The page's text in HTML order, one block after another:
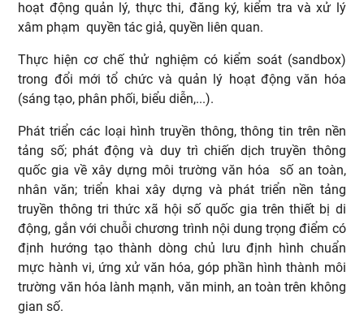
hoạt động quản lý, thực thi, đăng ký, kiểm tra và xử lý
xâm phạm quyền tác giả, quyền liên quan.
Thực hiện cơ chế thử nghiệm có kiểm soát (sandbox)
trong đổi mới tổ chức và quản lý hoạt động văn hóa
(sáng tạo, phân phối, biểu diễn,...).
Phát triển các loại hình truyền thông, thông tin trên nền
tảng số; phát động và duy trì chiến dịch truyền thông
quốc gia về xây dựng môi trường văn hóa số an toàn,
nhân văn; triển khai xây dựng và phát triển nền tảng
truyền thông tri thức xã hội số quốc gia trên thiết bị di
động, gắn với chuỗi chương trình nội dung trọng điểm có
định hướng tạo thành dòng chủ lưu định hình chuẩn
mực hành vi, ứng xử văn hóa, góp phần hình thành môi
trường văn hóa lành mạnh, văn minh, an toàn trên không
gian số.